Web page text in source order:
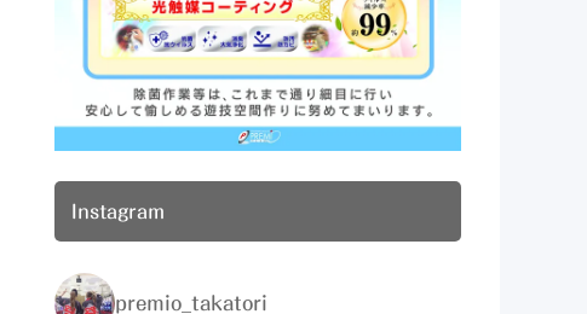
Instagram
premio_takatori